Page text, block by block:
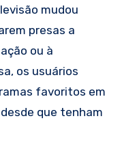
mudou
presas a
ou à
os usuários
favoritos em
que tenham